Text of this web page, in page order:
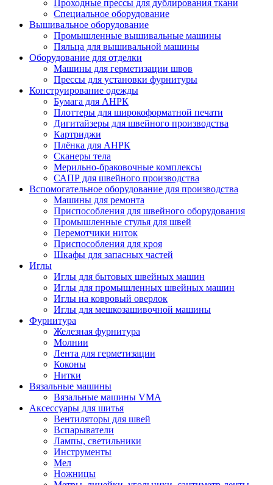
Проходные прессы для дублирования ткани
Специальное оборудование
Вышивальное оборудование
Промышленные вышивальные машины
Пяльца для вышивальной машины
Оборудование для отделки
Машины для герметизации швов
Прессы для установки фурнитуры
Конструирование одежды
Бумага для АНРК
Плоттеры для широкоформатной печати
Дигитайзеры для швейного производства
Картриджи
Плёнка для АНРК
Сканеры тела
Мерильно-браковочные комплексы
САПР для швейного производства
Вспомогательное оборудование для производства
Машины для ремонта
Приспособления для швейного оборудования
Промышленные стулья для швей
Перемотчики ниток
Приспособления для кроя
Шкафы для запасных частей
Иглы
Иглы для бытовых швейных машин
Иглы для промышленных швейных машин
Иглы на ковровый оверлок
Иглы для мешкозашивочной машины
Фурнитура
Железная фурнитура
Молнии
Лента для герметизации
Коконы
Нитки
Вязальные машины
Вязальные машины VMA
Аксессуары для шитья
Вентиляторы для швей
Вспарыватели
Лампы, светильники
Инструменты
Мел
Ножницы